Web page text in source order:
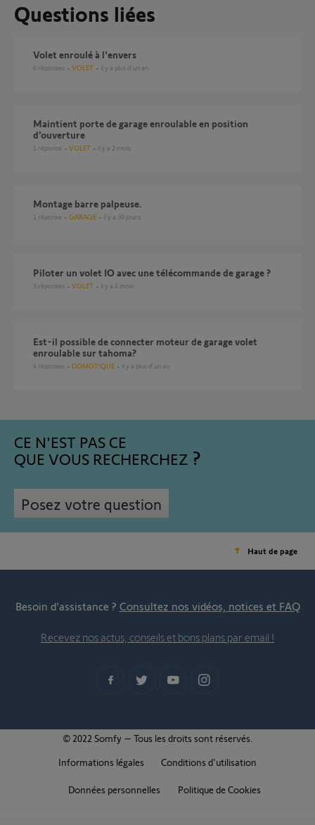
Questions liées
Volet enroulé à l'envers
6 réponses VOLET il y a plus d'un an
Maintient porte de garage enroulable en position
d’ouverture
1 réponse VOLET il y a 2 mois
Montage barre palpeuse.
1 réponse GARAGE il y a 30 jours
Piloter un volet IO avec une télécommande de garage ?
3 réponses VOLET il y a 4 mois
Est-il possible de connecter moteur de garage volet
enroulable sur tahoma?
4 réponses DOMOTIQUE il y a plus d'un an
CE N'EST PAS CE
QUE VOUS RECHERCHEZ
Posez votre question
Haut de page
Besoin d’assistance ? Consultez nos vidéos, notices et FAQ
Recevez nos actus, conseils et bons plans par email !
© 2022 Somfy – Tous les droits sont réservés.
Informations légales
Conditions d'utilisation
Données personnelles Politique de Cookies